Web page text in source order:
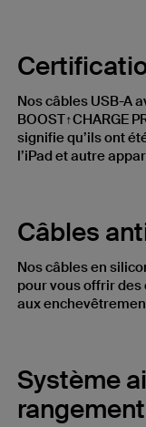
Nos câbles USB-A
BOOST↑CHARGE
signifie qu’ils ont
l’iPad et autre
Câbles
Nos câbles en
pour vous offrir
aux
Système